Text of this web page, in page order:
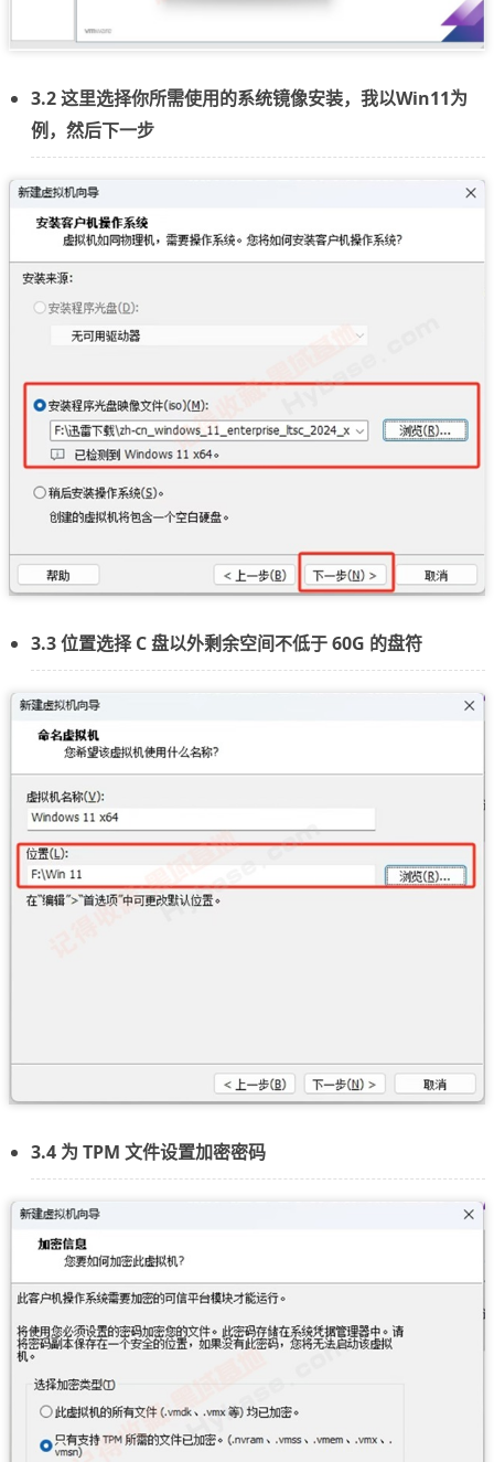
3.2 这里选择你所需使用的系统镜像安装，我以Win11为
例，然后下一步
3.3 位置选择 C 盘以外剩余空间不低于 60G 的盘符
3.4 为 TPM 文件设置加密密码